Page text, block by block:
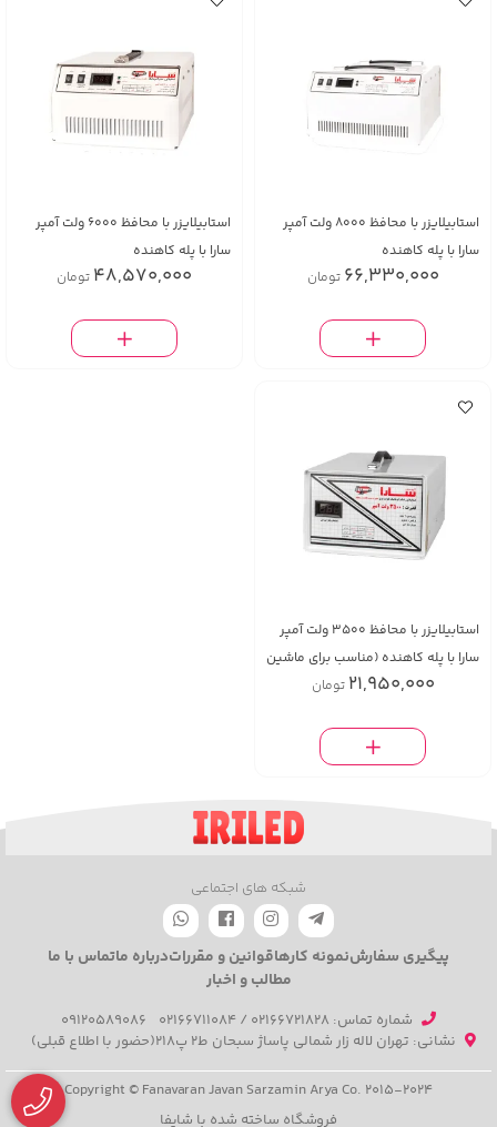
استابیلایزر با محافظ 8000 ولت آمپر
سارا با پله کاهنده
66,330,000 تومان
استابیلایزر با محافظ 6000 ولت آمپر
سارا با پله کاهنده
48,570,000 تومان
استابیلایزر با محافظ 3500 ولت آمپر
سارا با پله کاهنده (مناسب برای ماشین
لباسشویی یا ظرفشویی)
21,950,000 تومان
شبکه های اجتماعی
پیگیری سفارشنمونه کارهاقوانین و مقرراتدرباره ماتماس با ما
مطالب و اخبار
شماره تماس‌: 02166721828 / 02166711084
09120589086
نشانی: تهران لاله زار شمالی پاساژ سبحان ط2 پ218(حضور با اطلاع قبلی)
Copyright © Fanavaran Javan Sarzamin Arya Co. 2015-2024
فروشگاه ساخته شده با شاپفا